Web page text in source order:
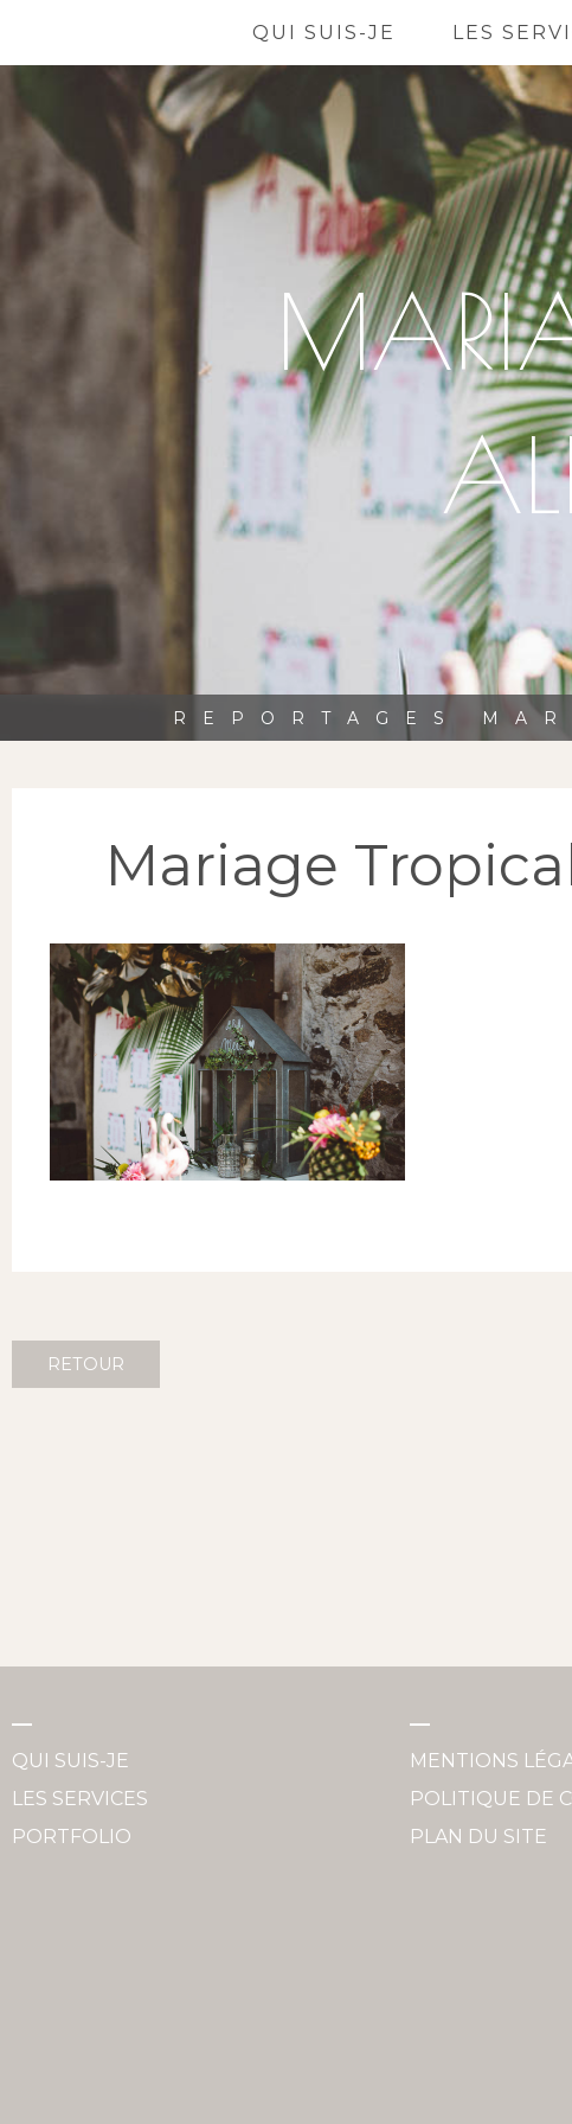
QUI SUIS-JE LES
REPORTAGES
Mariage
RETOUR
QUI SUIS-JE
LES SERVICES
PORTFOLIO
MENTIONS
POLITIQUE DE
PLAN DU SITE